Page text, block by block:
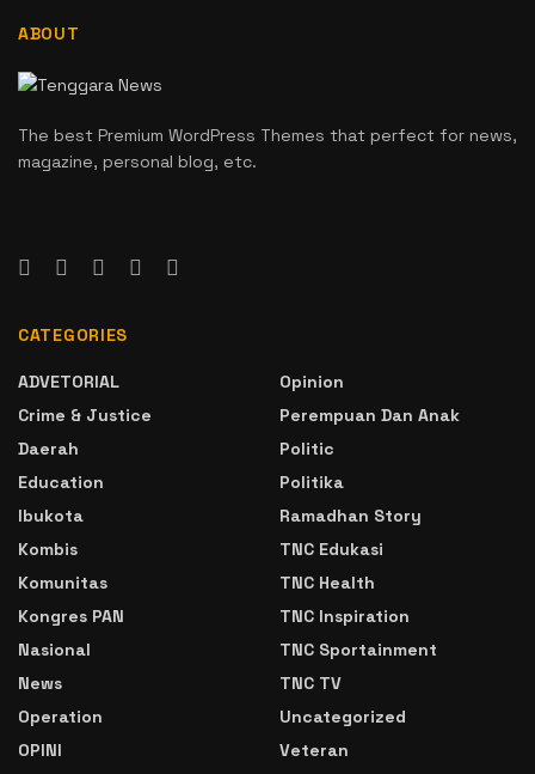
ABOUT
The best Premium WordPress Themes that perfect for news,
magazine, personal blog, etc.
CATEGORIES
ADVETORIAL
Crime & Justice
Daerah
Education
Ibukota
Kombis
Komunitas
Kongres PAN
Nasional
News
Operation
OPINI
Opinion
Perempuan Dan Anak
Politic
Politika
Ramadhan Story
TNC Edukasi
TNC Health
TNC Inspiration
TNC Sportainment
TNC TV
Uncategorized
Veteran